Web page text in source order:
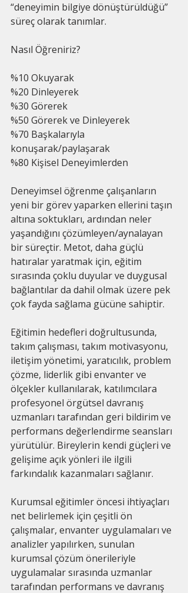
“deneyimin bilgiye dönüştürüldüğü”
süreç olarak tanımlar.
Nasıl Öğreniriz?
%10 Okuyarak
%20 Dinleyerek
%30 Görerek
%50 Görerek ve Dinleyerek
%70 Başkalarıyla
konuşarak/paylaşarak
%80 Kişisel Deneyimlerden
Deneyimsel öğrenme çalışanların
yeni bir görev yaparken ellerini taşın
altına soktukları, ardından neler
yaşandığını çözümleyen/aynalayan
bir süreçtir. Metot, daha güçlü
hatıralar yaratmak için, eğitim
sırasında çoklu duyular ve duygusal
bağlantılar da dahil olmak üzere pek
çok fayda sağlama gücüne sahiptir.
Eğitimin hedefleri doğrultusunda,
takım çalışması, takım motivasyonu,
iletişim yönetimi, yaratıcılık, problem
çözme, liderlik gibi envanter ve
ölçekler kullanılarak, katılımcılara
profesyonel örgütsel davranış
uzmanları tarafından geri bildirim ve
performans değerlendirme seansları
yürütülür. Bireylerin kendi güçleri ve
gelişime açık yönleri ile ilgili
farkındalık kazanmaları sağlanır.
Kurumsal eğitimler öncesi ihtiyaçları
net belirlemek için çeşitli ön
çalışmalar, envanter uygulamaları ve
analizler yapılırken, sunulan
kurumsal çözüm önerileriyle
uygulamalar sırasında uzmanlar
tarafından performans ve davranış